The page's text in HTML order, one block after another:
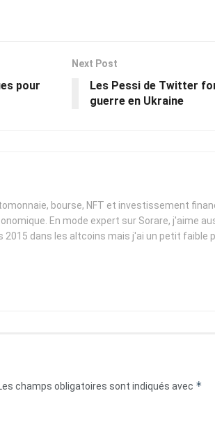
pour
Next Post
Les Pessi de Twitter
guerre en Ukraine
bourse, NFT et investissement
En mode expert sur Sorare, j'aime
2015 dans les altcoins mais j'ai un petit faible
Les champs obligatoires sont indiqués avec *